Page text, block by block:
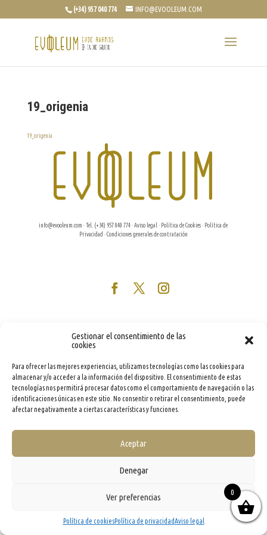
Gestionar el consentimiento de las
cookies
Para ofrecer las mejores experiencias, utilizamos tecnologías como las cookies para
almacenar y/o acceder a la información del dispositivo. El consentimiento de estas
tecnologías nos permitirá procesar datos como el comportamiento de navegación o las
identificaciones únicas en este sitio. No consentir o retirar el consentimiento, puede
afectar negativamente a ciertas características y funciones.
Aceptar
Denegar
Ver preferencias
Política de cookiesPolítica de privacidadAviso legal
(+34) 957 040 774 INFO@EVOOLEUM.COM
19_origenia
19_origenia
info@evooleum.com · Tel. (+34) 957 040 774 ·Aviso legal · Política de Cookies· Política de
Privacidad ·Condiciones generales de contratación
0